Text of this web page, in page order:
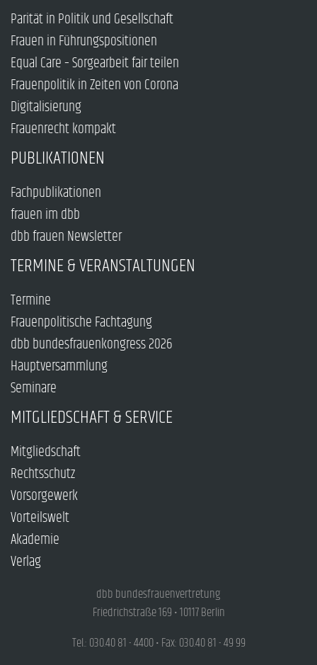
Parität in Politik und Gesellschaft
Frauen in Führungspositionen
Equal Care – Sorgearbeit fair teilen
Frauenpolitik in Zeiten von Corona
Digitalisierung
Frauenrecht kompakt
PUBLIKATIONEN
Fachpublikationen
frauen im dbb
dbb frauen Newsletter
TERMINE & VERANSTALTUNGEN
Termine
Frauenpolitische Fachtagung
dbb bundesfrauenkongress 2026
Hauptversammlung
Seminare
MITGLIEDSCHAFT & SERVICE
Mitgliedschaft
Rechtsschutz
Vorsorgewerk
Vorteilswelt
Akademie
Verlag
dbb bundesfrauenvertretung
Friedrichstraße 169 • 10117 Berlin
Tel.: 030.40 81 - 4400 • Fax: 030.40 81 - 49 99